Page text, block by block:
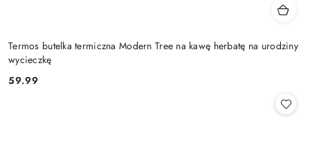
Termos butelka termiczna Modern Tree na kawę herbatę na urodziny
wycieczkę
Cena:
59.99